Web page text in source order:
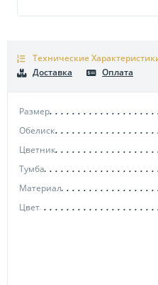
Технические
Размер
Обелиск
Цветник
Тумба
Материал
Цвет
Доставка
Оплата